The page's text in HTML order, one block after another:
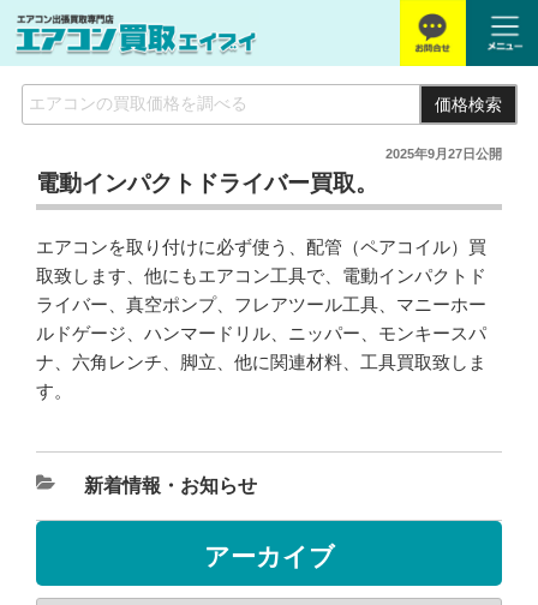
価格検索
2025年9月27日公開
電動インパクトドライバー買取。
エアコンを取り付けに必ず使う、配管（ペアコイル）買
取致します、他にもエアコン工具で、電動インパクトド
ライバー、真空ポンプ、フレアツール工具、マニーホー
ルドゲージ、ハンマードリル、ニッパー、モンキースパ
ナ、六角レンチ、脚立、他に関連材料、工具買取致しま
す。
新着情報・お知らせ
アーカイブ